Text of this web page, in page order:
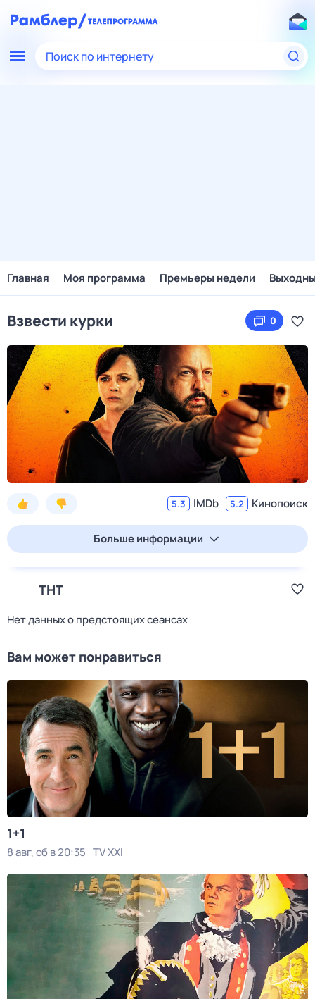
Поиск по интернету
Главная Моя программа Премьеры недели
Взвести курки 0
5.3 IMDb 5.2 Кинопоиск
Больше информации
ТНТ
Нет данных о предстоящих сеансах
Вам может понравиться
1+1
8 авг, сб в 20:35 TV XXI